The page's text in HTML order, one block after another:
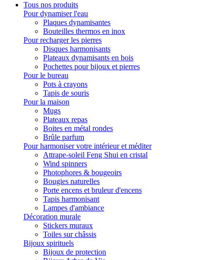
Tous nos produits
Pour dynamiser l'eau
Plaques dynamisantes
Bouteilles thermos en inox
Pour recharger les pierres
Disques harmonisants
Plateaux dynamisants en bois
Pochettes pour bijoux et pierres
Pour le bureau
Pots à crayons
Tapis de souris
Pour la maison
Mugs
Plateaux repas
Boites en métal rondes
Brûle parfum
Pour harmoniser votre intérieur et méditer
Attrape-soleil Feng Shui en cristal
Wind spinners
Photophores & bougeoirs
Bougies naturelles
Porte encens et bruleur d'encens
Tapis harmonisant
Lampes d'ambiance
Décoration murale
Stickers muraux
Toiles sur châssis
Bijoux spirituels
Bijoux de protection